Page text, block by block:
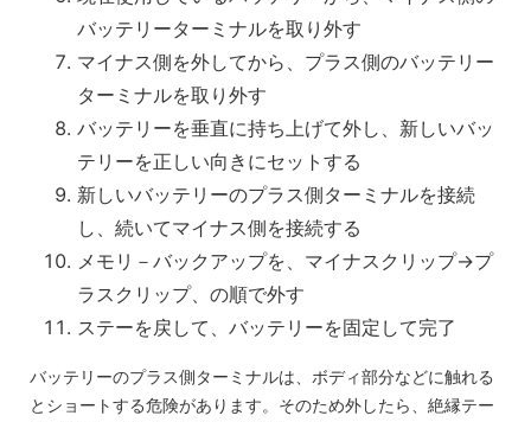
バッテリーターミナルを取り外す
マイナス側を外してから、プラス側のバッテリー
ターミナルを取り外す
バッテリーを垂直に持ち上げて外し、新しいバッ
テリーを正しい向きにセットする
新しいバッテリーのプラス側ターミナルを接続
し、続いてマイナス側を接続する
メモリ－バックアップを、マイナスクリップ→プ
ラスクリップ、の順で外す
ステーを戻して、バッテリーを固定して完了
バッテリーのプラス側ターミナルは、ボディ部分などに触れる
とショートする危険があります。そのため外したら、絶縁テー